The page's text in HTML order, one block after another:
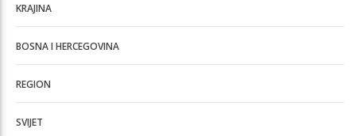
KRAJINA
BOSNA I HERCEGOVINA
REGION
SVIJET